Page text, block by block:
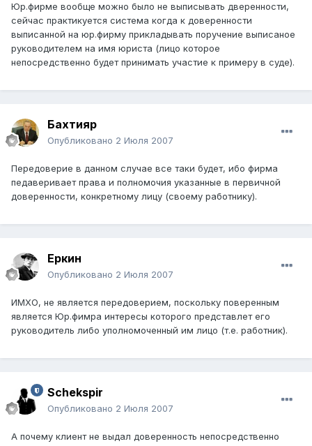
Юр.фирме вообще можно было не выписывать дверенности,
сейчас практикуется система когда к доверенности
выписанной на юр.фирму прикладывать поручение выписаное
руководителем на имя юриста (лицо которое
непосредственно будет принимать участие к примеру в суде).
Бахтияр
Опубликовано 2 Июля 2007
Передоверие в данном случае все таки будет, ибо фирма
педаверивает права и полномочия указанные в первичной
доверенности, конкретному лицу (своему работнику).
Еркин
Опубликовано 2 Июля 2007
ИМХО, не является передоверием, поскольку поверенным
является Юр.фимра интересы которого представлет его
руководитель либо уполномоченный им лицо (т.е. работник).
Schekspir
Опубликовано 2 Июля 2007
А почему клиент не выдал доверенность непосредственно